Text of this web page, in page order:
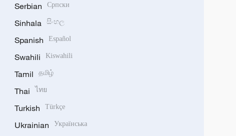
Serbian Српски
Sinhala සිංහල
Spanish Español
Swahili Kiswahili
Tamil தமிழ்
Thai ไทย
Turkish Türkçe
Ukrainian Українська